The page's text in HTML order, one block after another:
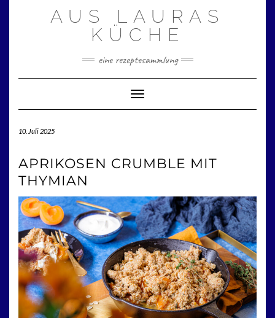
AUS LAURAS
KÜCHE
eine rezeptesammlung
Toggle Navigation
10. Juli 2025
APRIKOSEN CRUMBLE MIT
THYMIAN